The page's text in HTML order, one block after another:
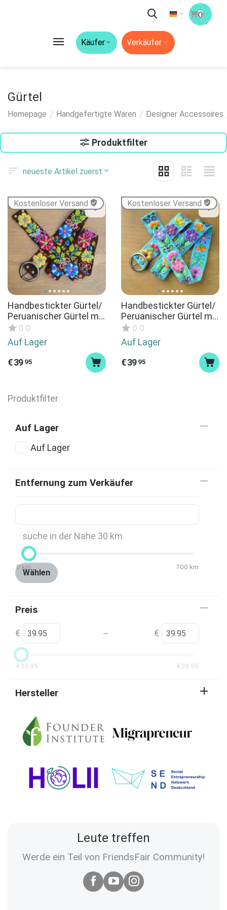
0
Käufer Verkäufer
Gürtel
Homepage / Handgefertigte Waren / Designer Accessoires
Produktfilter
neueste Artikel zuerst
Kostenloser Versand
Handbestickter Gürtel/
Peruanischer Gürtel mit
Blumenmuster/bunter
Ethno Boho Gürtel /
handgestrickter
Gürtel/ethnischer
0.0
Auf Lager
€3995
Kostenloser Versand
Handbestickter Gürtel/
Peruanischer Gürtel mit
Blumenmuster/bunter
Ethno Boho Gürtel /
handgestrickter Gürtel /
ethnischer
0.0
Auf Lager
€3995
Produktfilter
Auf Lager
Auf Lager
Entfernung zum Verkäufer
suche in der Nähe 30 km
0km 700 km
Wählen
Preis
€ – €
€39.95 €39.95
Hersteller
Leute treffen
Werde ein Teil von FriendsFair Community!